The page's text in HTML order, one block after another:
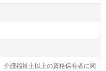
介護福祉士以上の資格保有者に関